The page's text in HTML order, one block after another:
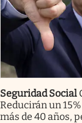
Seguridad Social
Reducirán un
más de 40 años,